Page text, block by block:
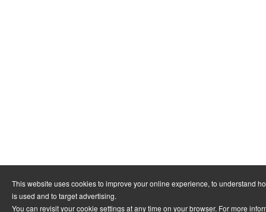
This website uses cookies to improve your online experience, to understand
is used and to target advertising.
You can revisit your cookie settings at any time on your browser. For more